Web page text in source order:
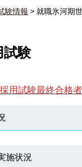
験情報 > 就職氷河期
試験
用試験最終合格
施状況